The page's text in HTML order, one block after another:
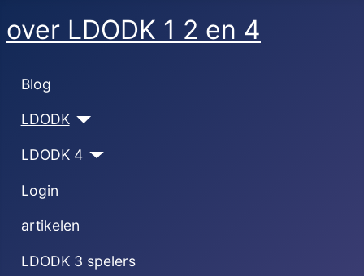
over LDODK 1 2 en 4
Blog
LDODK
LDODK 4
Login
artikelen
LDODK 3 spelers